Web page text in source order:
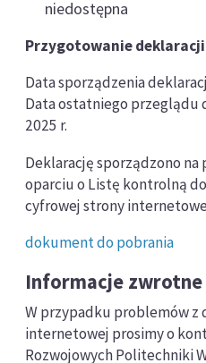
niedostępna
Przygotowanie
Data sporządzenia
Data ostatniego przeglądu
2025 r.
Deklarację sporządzono na
oparciu o Listę kontrolną
cyfrowej strony
dokument do pobrania
Informacje
W przypadku problemów z
internetowej prosimy o
Rozwojowych Politechniki